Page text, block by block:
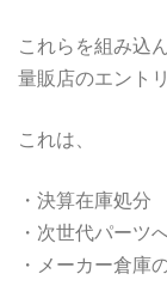
これらを組み込
量販店のエント
これは、
・決算在庫処分
・次世代パーツ
・メーカー倉庫